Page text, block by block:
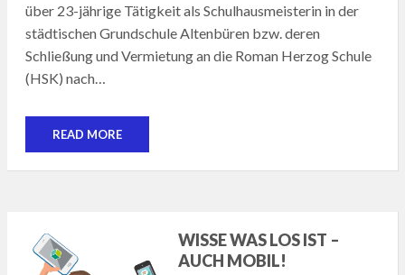
über 23-jährige Tätigkeit als Schulhausmeisterin in der
städtischen Grundschule Altenbüren bzw. deren
Schließung und Vermietung an die Roman Herzog Schule
(HSK) nach…
READ MORE
WISSE WAS LOS IST –
AUCH MOBIL!